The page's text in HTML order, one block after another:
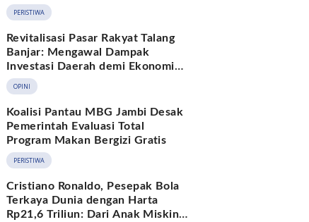
Hukum Adat Melayu Jambi
PERISTIWA
Revitalisasi Pasar Rakyat Talang
Banjar: Mengawal Dampak
Investasi Daerah demi Ekonomi
Berkelanjutan
OPINI
Koalisi Pantau MBG Jambi Desak
Pemerintah Evaluasi Total
Program Makan Bergizi Gratis
PERISTIWA
Cristiano Ronaldo, Pesepak Bola
Terkaya Dunia dengan Harta
Rp21,6 Triliun: Dari Anak Miskin